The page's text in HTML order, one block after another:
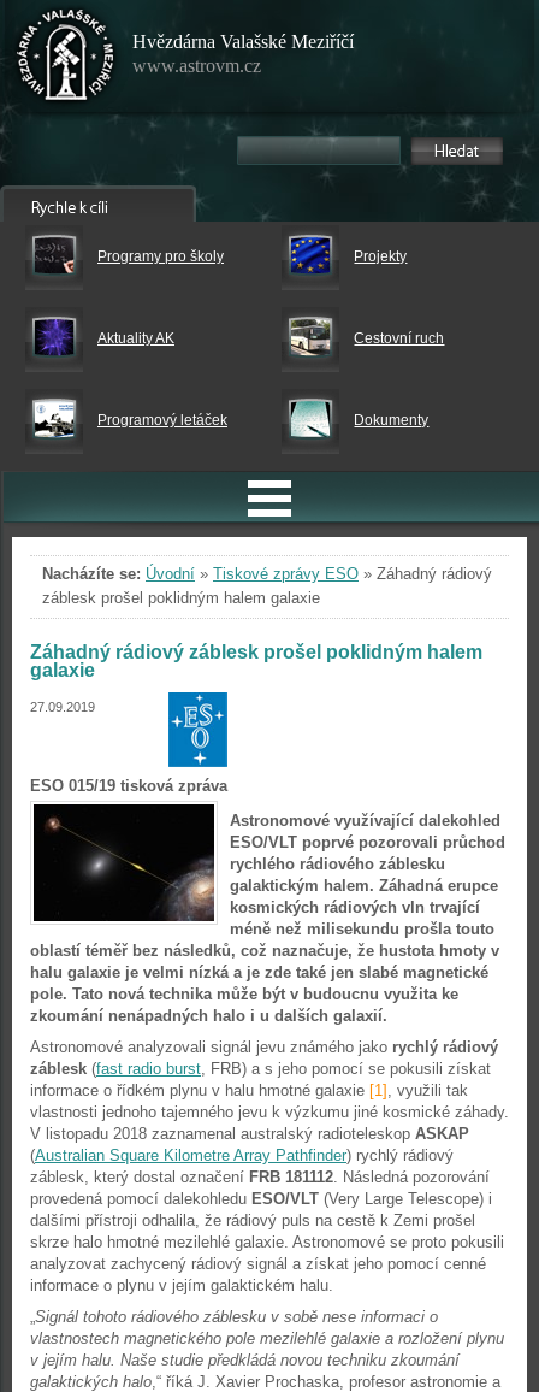
Hvězdárna Valašské Meziříčí
www.astrovm.cz
Programy pro školy Projekty
Aktuality AK Cestovní ruch
Programový letáček Dokumenty
Nacházíte se: Úvodní » Tiskové zprávy ESO » Záhadný rádiový
záblesk prošel poklidným halem galaxie
Záhadný rádiový záblesk prošel poklidným halem
galaxie
27.09.2019
ESO 015/19 tisková zpráva
Astronomové využívající dalekohled
ESO/VLT poprvé pozorovali průchod
rychlého rádiového záblesku
galaktickým halem. Záhadná erupce
kosmických rádiových vln trvající
méně než milisekundu prošla touto
oblastí téměř bez následků, což naznačuje, že hustota hmoty v
halu galaxie je velmi nízká a je zde také jen slabé magnetické
pole. Tato nová technika může být v budoucnu využita ke
zkoumání nenápadných halo i u dalších galaxií.
Astronomové analyzovali signál jevu známého jako rychlý rádiový
záblesk (fast radio burst, FRB) a s jeho pomocí se pokusili získat
informace o řídkém plynu v halu hmotné galaxie [1] , využili tak
vlastnosti jednoho tajemného jevu k výzkumu jiné kosmické záhady.
V listopadu 2018 zaznamenal australský radioteleskop ASKAP
(Australian Square Kilometre Array Pathfinder) rychlý rádiový
záblesk, který dostal označení FRB 181112. Následná pozorování
provedená pomocí dalekohledu ESO/VLT (Very Large Telescope) i
dalšími přístroji odhalila, že rádiový puls na cestě k Zemi prošel
skrze halo hmotné mezilehlé galaxie. Astronomové se proto pokusili
analyzovat zachycený rádiový signál a získat jeho pomocí cenné
informace o plynu v jejím galaktickém halu.
„Signál tohoto rádiového záblesku v sobě nese informaci o
vlastnostech magnetického pole mezilehlé galaxie a rozložení plynu
v jejím halu. Naše studie předkládá novou techniku zkoumání
galaktických halo,“ říká J. Xavier Prochaska, profesor astronomie a